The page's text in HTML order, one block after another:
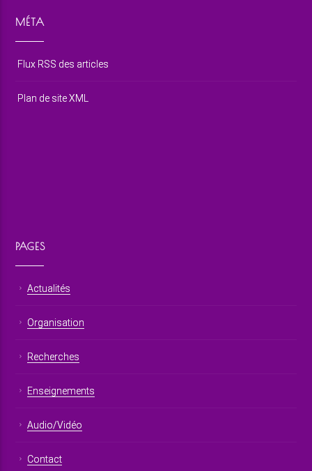
MÉTA
Flux RSS des articles
Plan de site XML
PAGES
Actualités
Organisation
Recherches
Enseignements
Audio/Vidéo
Contact